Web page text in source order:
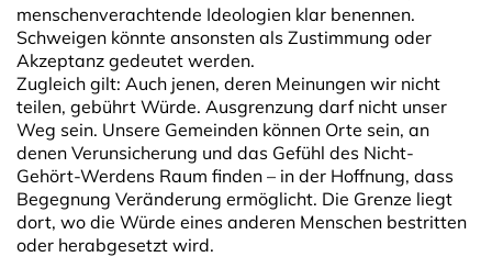
menschenverachtende Ideologien klar benennen.
Schweigen könnte ansonsten als Zustimmung oder
Akzeptanz gedeutet werden.
Zugleich gilt: Auch jenen, deren Meinungen wir nicht
teilen, gebührt Würde. Ausgrenzung darf nicht unser
Weg sein. Unsere Gemeinden können Orte sein, an
denen Verunsicherung und das Gefühl des Nicht-
Gehört-Werdens Raum finden – in der Hoffnung, dass
Begegnung Veränderung ermöglicht. Die Grenze liegt
dort, wo die Würde eines anderen Menschen bestritten
oder herabgesetzt wird.